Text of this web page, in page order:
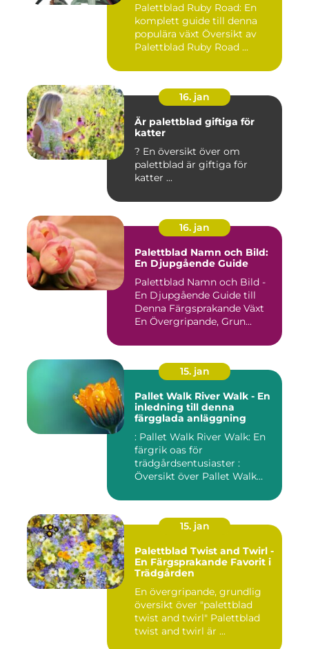
Palettblad Ruby Road: En
komplett guide till denna
populära växt Översikt av
Palettblad Ruby Road ...
16. jan
Är palettblad giftiga för
katter
? En översikt över om
palettblad är giftiga för
katter ...
16. jan
Palettblad Namn och Bild:
En Djupgående Guide
Palettblad Namn och Bild -
En Djupgående Guide till
Denna Färgsprakande Växt
En Övergripande, Grun...
15. jan
Pallet Walk River Walk - En
inledning till denna
färgglada anläggning
: Pallet Walk River Walk: En
färgrik oas för
trädgårdsentusiaster :
Översikt över Pallet Walk
15. jan
Palettblad Twist and Twirl -
En Färgsprakande Favorit i
Trädgården
En övergripande, grundlig
översikt över "palettblad
twist and twirl" Palettblad
twist and twirl är ...